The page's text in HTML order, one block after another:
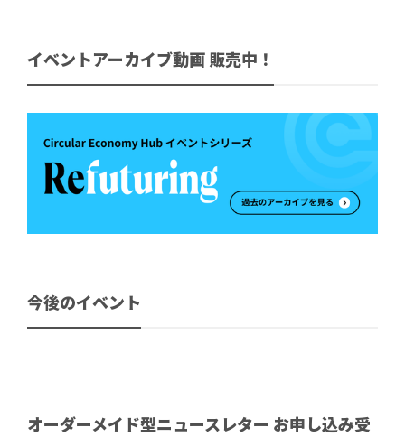
イベントアーカイブ動画 販売中！
今後のイベント
オーダーメイド型ニュースレター お申し込み受